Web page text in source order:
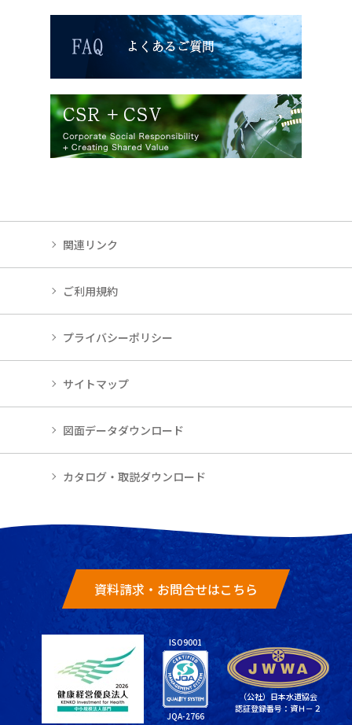
資料請求・お問合せはこちら
ISO9001
JQA-2766
（公社）日本水道協会
認証登録番号：資Ｈ－２
関連リンク
ご利用規約
プライバシーポリシー
サイトマップ
図面データダウンロード
カタログ・取説ダウンロード